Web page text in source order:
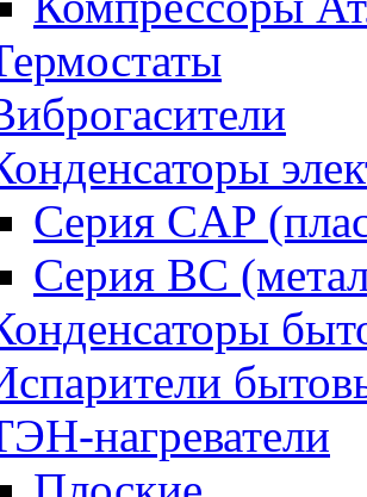
Серия CAP
Серия BC
нагреватели